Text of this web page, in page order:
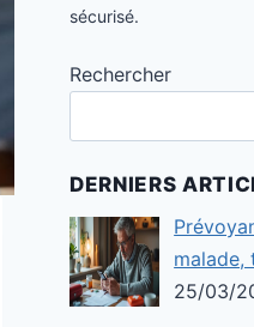
sécurisé.
Rechercher
DERNIERS
malade,
25/03/